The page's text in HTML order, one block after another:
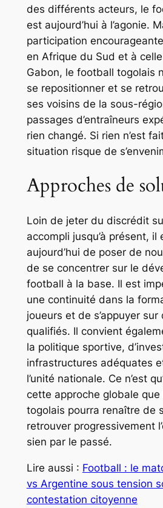
des différents acteurs, le
est aujourd’hui à l’agonie.
participation
en Afrique du Sud et à
Gabon, le football togolais
se repositionner et se
ses voisins de la sous-
passages d’entraîneurs
rien changé. Si rien n’est
situation risque de
Approches de
Loin de jeter du discrédit
accompli jusqu’à présent, il
aujourd’hui de poser de
de se concentrer sur le
football à la base. Il est
une continuité dans la
joueurs et de s’appuyer
qualifiés. Il convient
la politique sportive,
infrastructures adéquates
l’unité nationale. Ce n’est
cette approche globale
togolais pourra renaître de
retrouver progressivement
sien par le passé.
Lire aussi : Football : le
vs Argentine sous tension
contestation citoyenne